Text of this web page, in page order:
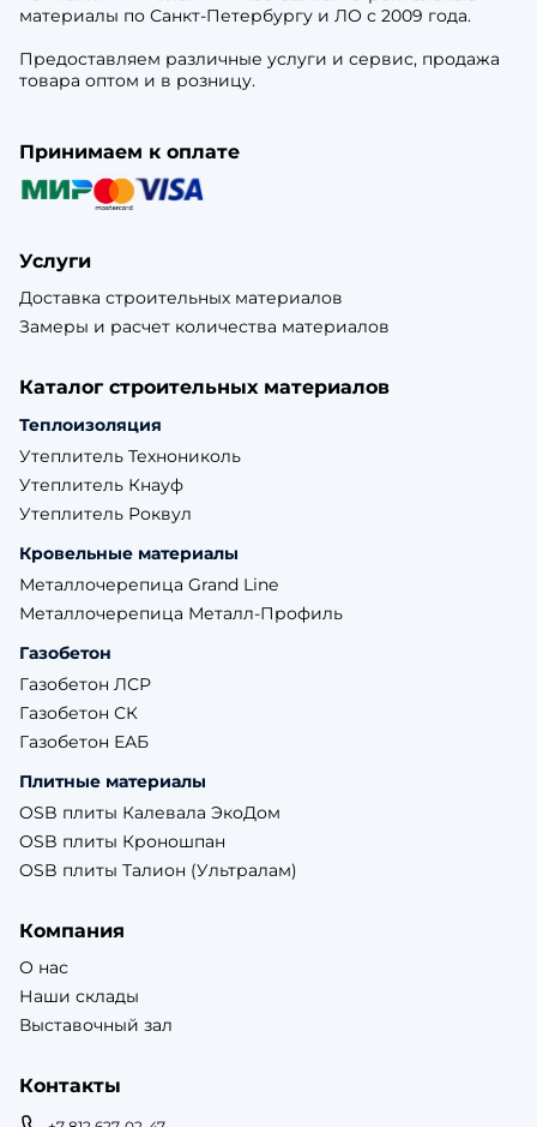
материалы по Санкт-Петербургу и ЛО с 2009 года.
Предоставляем различные услуги и сервис, продажа
товара оптом и в розницу.
Принимаем к оплате
Услуги
Доставка строительных материалов
Замеры и расчет количества материалов
Каталог строительных материалов
Теплоизоляция
Утеплитель Технониколь
Утеплитель Кнауф
Утеплитель Роквул
Кровельные материалы
Металлочерепица Grand Line
Металлочерепица Металл-Профиль
Газобетон
Газобетон ЛСР
Газобетон СК
Газобетон ЕАБ
Плитные материалы
OSB плиты Калевала ЭкоДом
OSB плиты Кроношпан
OSB плиты Талион (Ультралам)
Компания
О нас
Наши склады
Выставочный зал
Контакты